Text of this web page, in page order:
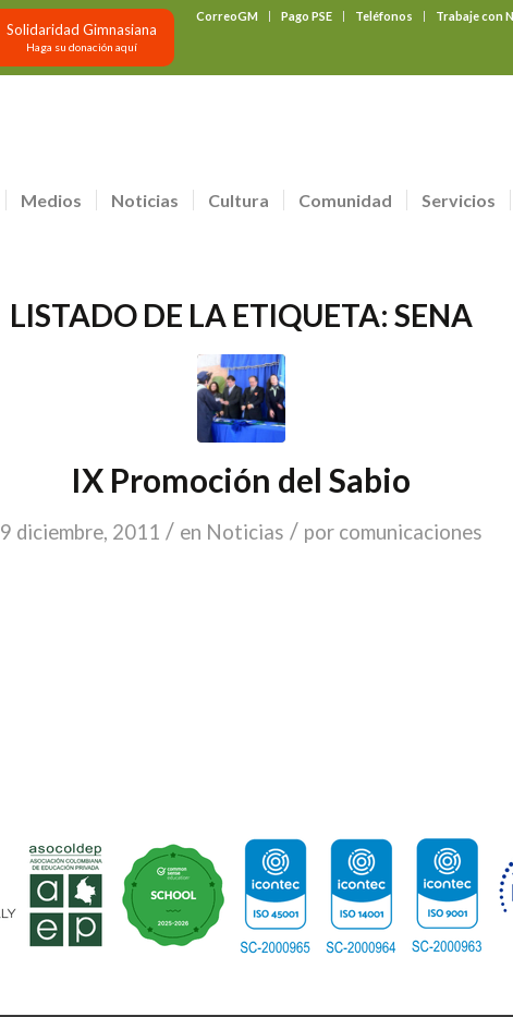
CorreoGM Pago PSE Teléfonos Trabaje con
Solidaridad Gimnasiana
Haga su donación aquí
Medios Noticias Cultura Comunidad Servicios
LISTADO DE LA ETIQUETA: SENA
IX Promoción del Sabio
9 diciembre, 2011 / en Noticias / por comunicaciones